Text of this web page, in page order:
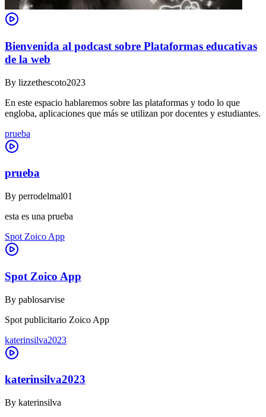
Bienvenida al podcast sobre Plataformas educativas
de la web
By lizzethescoto2023
En este espacio hablaremos sobre las plataformas y todo lo que
engloba, aplicaciones que más se utilizan por docentes y estudiantes.
prueba
prueba
By perrodelmal01
esta es una prueba
Spot Zoico App
Spot Zoico App
By pablosarvise
Spot publicitario Zoico App
katerinsilva2023
katerinsilva2023
By katerinsilva